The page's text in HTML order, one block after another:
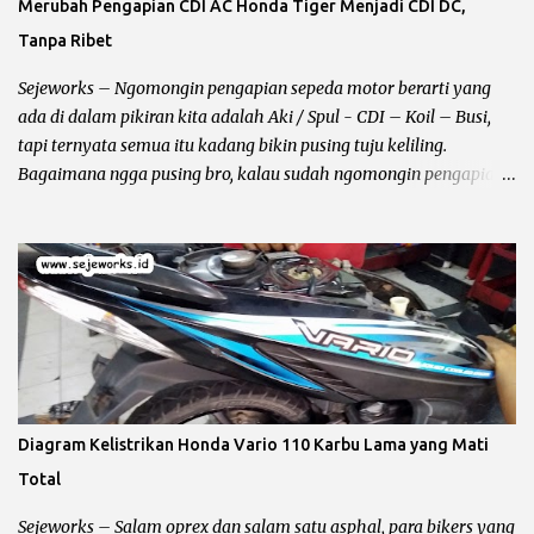
akan tetap sama Karena problemnya ada pada lilitan spul. Cara
mengeceknya bisa dilihat kondisi fisik biasanya terbakar, atau
lilitan kawat putus, untuk pengecekan secara akurat tanpa
bongkar...
Merubah Pengapian CDI AC Honda Tiger Menjadi CDI DC,
Tanpa Ribet
Sejeworks – Ngomongin pengapian sepeda motor berarti yang
ada di dalam pikiran kita adalah Aki / Spul - CDI – Koil – Busi,
tapi ternyata semua itu kadang bikin pusing tuju keliling.
Bagaimana ngga pusing bro, kalau sudah ngomongin pengapian
lebih jauh harus diingat hal yang lagi dibahas itu masalah
pengapian bukan penerangan, karena kadang ada bro yang
bingung jadi gua perjelas dan pertajam setajam silet baru beli.
Pengapian berhubungan dengan CDI dan busi sementara
penerangan berhubungan dengan kiprok dan lampu depan. Jalur
CDI Honda Megapro Primus atau Suzuki Shogun 110 Pengapian
Sepeda Motor Dibagi Menjadi 3 Yaitu : Pengapian AC (Alternative
Current) Pengapian AC alias CDI bolak – balik adalah pengapian
yang bersumber pada spul sebagai pemicu letikan api pada busi,
sehingga terjadi proses pembakaran bahan bakar di ruang bakar.
Diagram Kelistrikan Honda Vario 110 Karbu Lama yang Mati
Total
Sejeworks – Salam oprex dan salam satu asphal, para bikers yang